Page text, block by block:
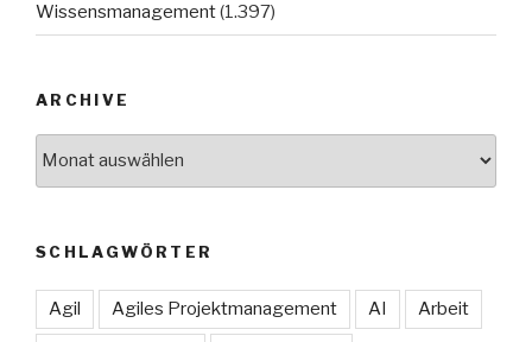
Wissensmanagement(1.397)
ARCHIVE
SCHLAGWÖRTER
Agil Agiles Projektmanagement AI Arbeit